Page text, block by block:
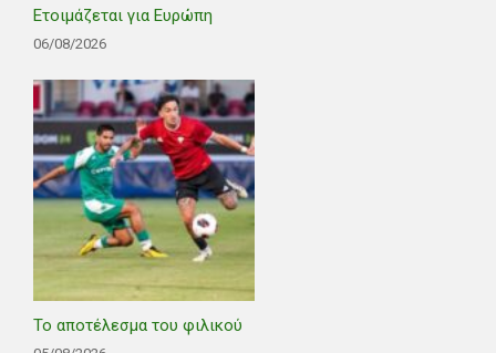
Ετοιμάζεται για Ευρώπη
06/08/2026
Το αποτέλεσμα του φιλικού